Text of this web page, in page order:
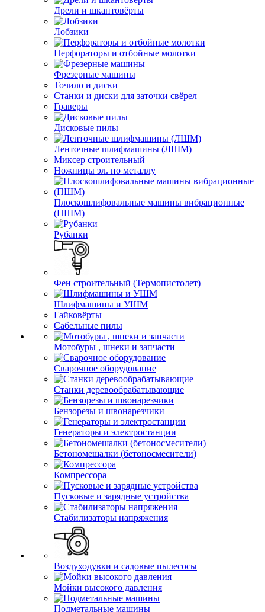
Дрели и шкантовёрты
Лобзики
Перфораторы и отбойные молотки
Фрезерные машины
Точило и диски
Станки и диски для заточки свёрел
Граверы
Дисковые пилы
Ленточные шлифмашины (ЛШМ)
Миксер строительный
Ножницы эл. по металлу
Плоскошлифовальные машины вибрационные
(ПШМ)
Рубанки
Фен строительный (Термопистолет)
Шлифмашины и УШМ
Гайковёрты
Сабельные пилы
Мотобуры , шнеки и запчасти
Сварочное оборудование
Станки деревообрабатывающие
Бензорезы и швонарезчики
Генераторы и электростанции
Бетономешалки (бетоносмесители)
Компрессора
Пусковые и зарядные устройства
Стабилизаторы напряжения
Воздуходувки и садовые пылесосы
Мойки высокого давления
Подметальные машины